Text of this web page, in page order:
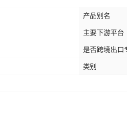
产品别名
主要下游平台
是否跨境出口
类别